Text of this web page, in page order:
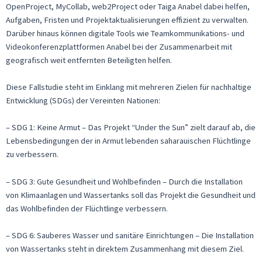
OpenProject, MyCollab, web2Project oder Taiga Anabel dabei helfen,
Aufgaben, Fristen und Projektaktualisierungen effizient zu verwalten.
Darüber hinaus können digitale Tools wie Teamkommunikations- und
Videokonferenzplattformen Anabel bei der Zusammenarbeit mit
geografisch weit entfernten Beteiligten helfen.
Diese Fallstudie steht im Einklang mit mehreren Zielen für nachhaltige
Entwicklung (SDGs) der Vereinten Nationen:
– SDG 1: Keine Armut – Das Projekt “Under the Sun” zielt darauf ab, die
Lebensbedingungen der in Armut lebenden saharauischen Flüchtlinge
zu verbessern.
– SDG 3: Gute Gesundheit und Wohlbefinden – Durch die Installation
von Klimaanlagen und Wassertanks soll das Projekt die Gesundheit und
das Wohlbefinden der Flüchtlinge verbessern.
– SDG 6: Sauberes Wasser und sanitäre Einrichtungen – Die Installation
von Wassertanks steht in direktem Zusammenhang mit diesem Ziel.